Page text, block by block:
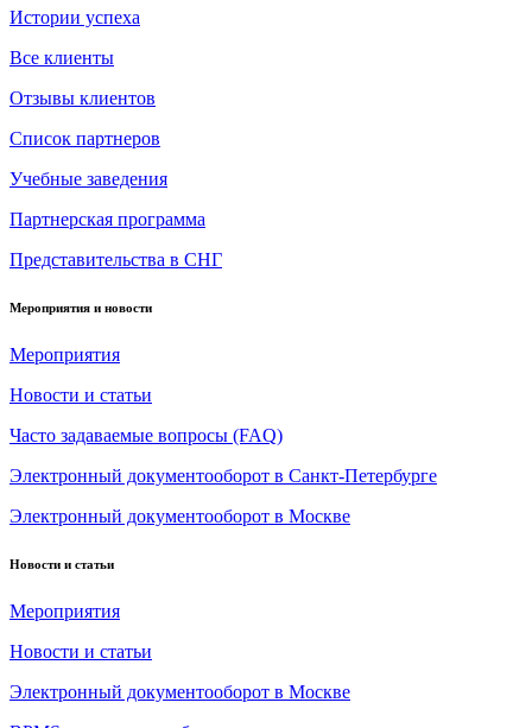
Истории успеха
Все клиенты
Отзывы клиентов
Список партнеров
Учебные заведения
Партнерская программа
Представительства в СНГ
Мероприятия и новости
Мероприятия
Новости и статьи
Часто задаваемые вопросы (FAQ)
Электронный документооборот в Санкт-Петербурге
Электронный документооборот в Москве
Новости и статьи
Мероприятия
Новости и статьи
Электронный документооборот в Москве